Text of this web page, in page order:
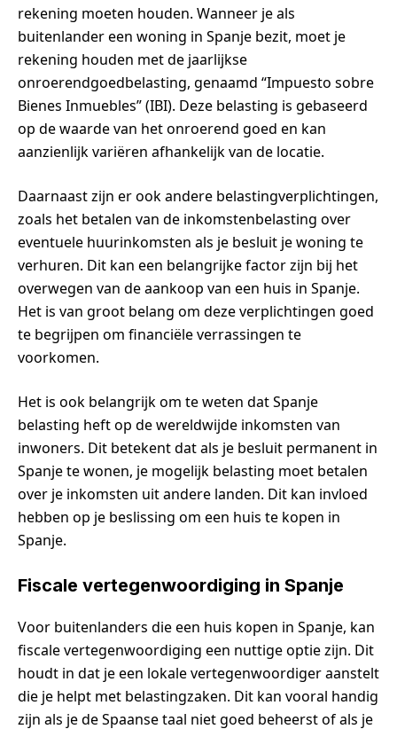
rekening moeten houden. Wanneer je als
buitenlander een woning in Spanje bezit, moet je
rekening houden met de jaarlijkse
onroerendgoedbelasting, genaamd “Impuesto sobre
Bienes Inmuebles” (IBI). Deze belasting is gebaseerd
op de waarde van het onroerend goed en kan
aanzienlijk variëren afhankelijk van de locatie.
Daarnaast zijn er ook andere belastingverplichtingen,
zoals het betalen van de inkomstenbelasting over
eventuele huurinkomsten als je besluit je woning te
verhuren. Dit kan een belangrijke factor zijn bij het
overwegen van de aankoop van een huis in Spanje.
Het is van groot belang om deze verplichtingen goed
te begrijpen om financiële verrassingen te
voorkomen.
Het is ook belangrijk om te weten dat Spanje
belasting heft op de wereldwijde inkomsten van
inwoners. Dit betekent dat als je besluit permanent in
Spanje te wonen, je mogelijk belasting moet betalen
over je inkomsten uit andere landen. Dit kan invloed
hebben op je beslissing om een huis te kopen in
Spanje.
Fiscale vertegenwoordiging in Spanje
Voor buitenlanders die een huis kopen in Spanje, kan
fiscale vertegenwoordiging een nuttige optie zijn. Dit
houdt in dat je een lokale vertegenwoordiger aanstelt
die je helpt met belastingzaken. Dit kan vooral handig
zijn als je de Spaanse taal niet goed beheerst of als je